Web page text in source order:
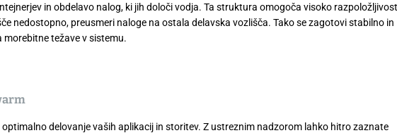
in obdelavo nalog, ki jih določi vodja. Ta struktura omogoča visoko
nedostopno, preusmeri naloge na ostala delavska vozlišča. Tako se zagotovi stabilno in
morebitne težave v sistemu.
delovanje vaših aplikacij in storitev. Z ustreznim nadzorom lahko hitro zaznate